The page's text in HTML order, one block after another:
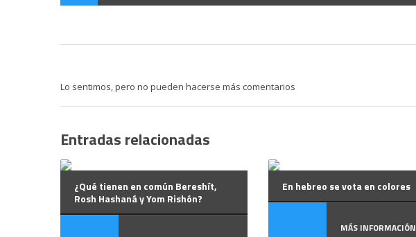
Lo sentimos, pero no pueden hacerse más comentarios
Entradas relacionadas
¿Qué tienen en común Bereshít,
Rosh Hashaná y Yom Rishón?
En hebreo se vota en colores
MÁS INFORMACIÓN